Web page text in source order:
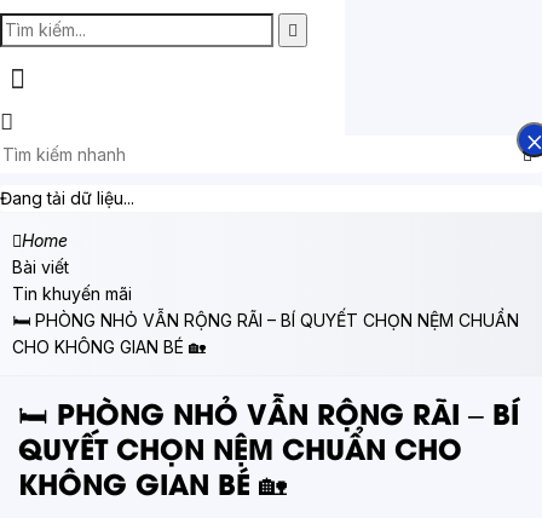
Đang tải dữ liệu...
Home
Bài viết
Tin khuyến mãi
🛏️ PHÒNG NHỎ VẪN RỘNG RÃI – BÍ QUYẾT CHỌN NỆM CHUẨN
CHO KHÔNG GIAN BÉ 🏡
🛏️ PHÒNG NHỎ VẪN RỘNG RÃI – BÍ
QUYẾT CHỌN NỆM CHUẨN CHO
KHÔNG GIAN BÉ 🏡